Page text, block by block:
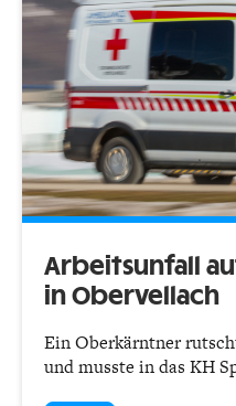
Arbeitsunfall
in Obervellach
Ein Oberkärntner
und musste in das KH